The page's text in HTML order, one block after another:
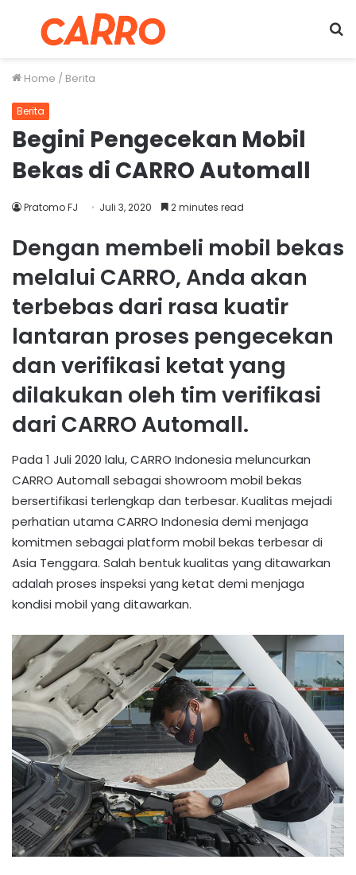
Menu
Home / Berita
Berita
Begini Pengecekan Mobil
Bekas di CARRO Automall
Pratomo FJ Juli 3, 2020 2 minutes read
Dengan membeli mobil bekas
melalui CARRO, Anda akan
terbebas dari rasa kuatir
lantaran proses pengecekan
dan verifikasi ketat yang
dilakukan oleh tim verifikasi
dari CARRO Automall.
Pada 1 Juli 2020 lalu, CARRO Indonesia meluncurkan
CARRO Automall sebagai showroom mobil bekas
bersertifikasi terlengkap dan terbesar. Kualitas mejadi
perhatian utama CARRO Indonesia demi menjaga
komitmen sebagai platform mobil bekas terbesar di
Asia Tenggara. Salah bentuk kualitas yang ditawarkan
adalah proses inspeksi yang ketat demi menjaga
kondisi mobil yang ditawarkan.